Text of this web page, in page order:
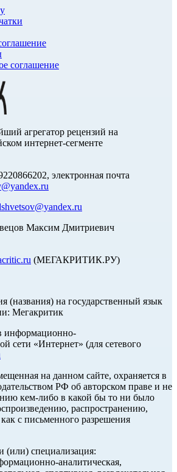
соглашение
агрегатор рецензий на
интернет-сегменте
электронная почта
Максим Дмитриевич
(МЕГАКРИТИК.РУ)
(названия) на государственный язык
Мегакритик
информационно-
сети «Интернет» (для сетевого
на данном сайте, охраняется в
РФ об авторском праве и не
кем-либо в какой бы то ни было
распространению,
с письменного разрешения
(или) специализация:
аналитическая,